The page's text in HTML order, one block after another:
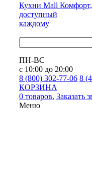
Кухни Mall Комфорт,
доступный
каждому
ПН-ВС
с 10:00 до 20:00
8 (800) 302-77-06 8
КОРЗИНА
0 товаров. Заказать
Меню